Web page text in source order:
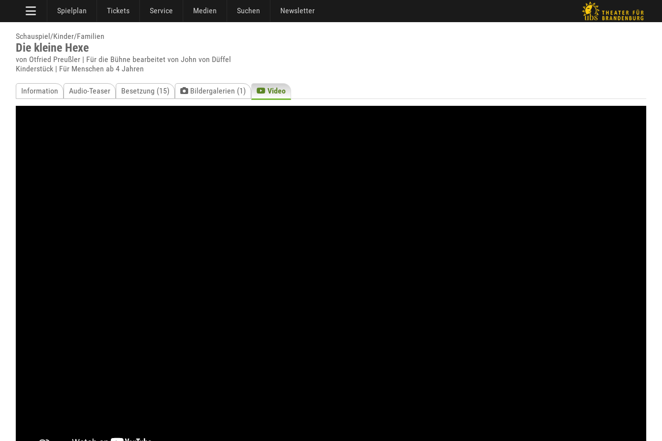
Spielplan Tickets Service Medien Suchen Newsletter
Schauspiel/Kinder/Familien
Die kleine Hexe
von Otfried Preußler | Für die Bühne bearbeitet von John von Düffel
Kinderstück | Für Menschen ab 4 Jahren
Information Audio-Teaser Besetzung (15) Bildergalerien (1) Video